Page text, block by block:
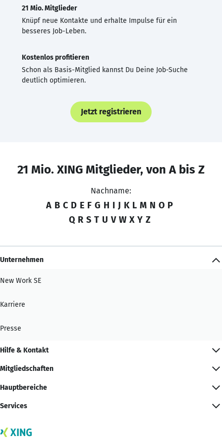
21 Mio. Mitglieder
Knüpf neue Kontakte und erhalte Impulse für ein
besseres Job-Leben.
Kostenlos profitieren
Schon als Basis-Mitglied kannst Du Deine Job-Suche
deutlich optimieren.
Jetzt registrieren
21 Mio. XING Mitglieder, von A bis Z
Nachname:
A B C D E F G H I J K L M N O P
Q R S T U V W X Y Z
Unternehmen
New Work SE
Karriere
Presse
Hilfe & Kontakt
Mitgliedschaften
Hauptbereiche
Services